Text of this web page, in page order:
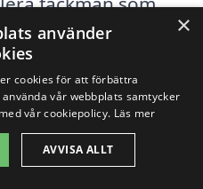
i ditt
enklare för dig att
För att optimera
både
långsiktiga
×
använder
cookies för att förbättra
vår webbplats samtycker
vår cookiepolicy. Läs mer
AVVISA ALLT